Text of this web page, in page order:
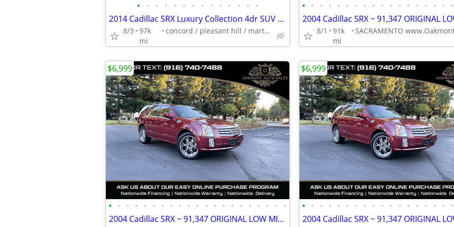
• • • • • • • • • • • • • •
2014 Cadillac SRX Luxury Collection 4dr SUV We Finance!
8/3
97k
mi
concord / pleasant hill / martinez
• • • • • • • • • • • • • • • • • •
8/1
91k
mi
• • • • • • • • • • • • • • • • • • • • •
2004 Cadillac SRX ~ 91,347 ORIGINAL LOW MILES
$6,999
• • • • • • • • • • • • • • • • • •
$6,999